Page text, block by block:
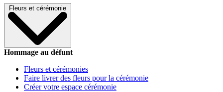
Fleurs et cérémonie
Hommage au défunt
Fleurs et cérémonies
Faire livrer des fleurs pour la cérémonie
Créer votre espace cérémonie